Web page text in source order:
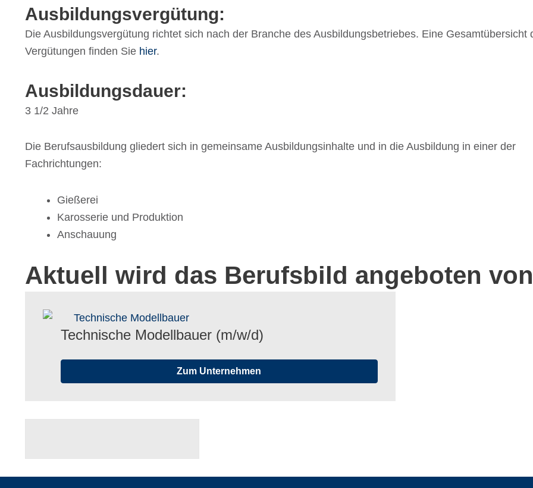
Ausbil­dungs­ver­gü­tung:
Die Ausbil­dungs­ver­gü­tung rich­tet sich nach der Bran­che des Ausbil­dungs­be­trie­bes. Eine Gesamt­über­sicht
Vergü­tun­gen finden Sie hier.
Ausbil­dungs­dauer:
3 1/​2 Jahre
Die Berufs­aus­bil­dung glie­dert sich in gemein­same Ausbil­dungs­in­halte und in die Ausbil­dung in einer der
Fachrichtungen:
Gieße­rei
Karos­se­rie und Produktion
Anschau­ung
Aktuell wird das Berufsbild angeboten
Tech­ni­sche Modell­bauer (m/​w/​d)
Zum Unternehmen